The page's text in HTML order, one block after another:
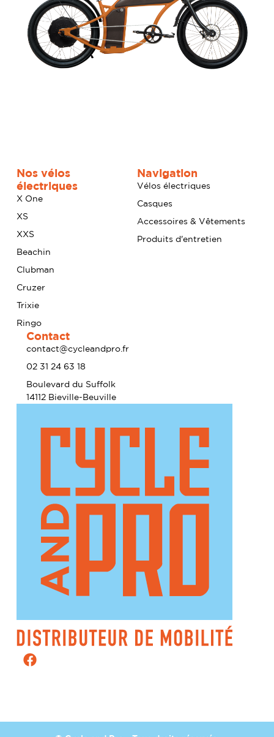
Nos vélos
électriques
X One
XS
XXS
Beachin
Clubman
Cruzer
Trixie
Ringo
Navigation
Vélos électriques
Casques
Accessoires & Vêtements
Produits d'entretien
Contact
contact@cycleandpro.fr
02 31 24 63 18
Boulevard du Suffolk
14112 Bieville-Beuville